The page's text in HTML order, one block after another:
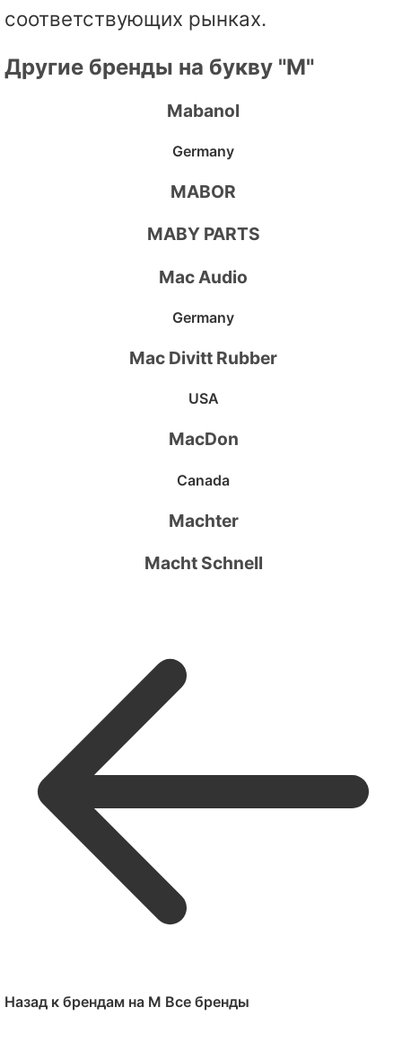
соответствующих рынках.
Другие бренды на букву "M"
Mabanol
Germany
MABOR
MABY PARTS
Mac Audio
Germany
Mac Divitt Rubber
USA
MacDon
Canada
Machter
Macht Schnell
Назад к брендам на M Все бренды